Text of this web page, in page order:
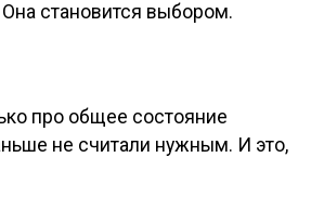
становится выбором.
про общее состояние
не считали нужным. И это,